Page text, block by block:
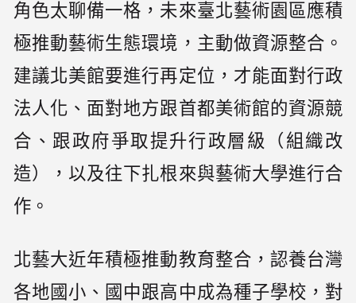
角色太聊備一格，未來臺北藝術園區應積
極推動藝術生態環境，主動做資源整合。
建議北美館要進行再定位，才能面對行政
法人化、面對地方跟首都美術館的資源競
合、跟政府爭取提升行政層級（組織改
造），以及往下扎根來與藝術大學進行合
作。
北藝大近年積極推動教育整合，認養台灣
各地國小、國中跟高中成為種子學校，對